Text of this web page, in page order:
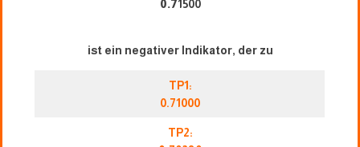
0.71500
ist ein negativer Indikator, der zu
TP1:
0.71000
TP2: